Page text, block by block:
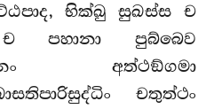
භික්ඛු සුඛස්ස ච
පහානා පුබ්බෙව
අත්ථඞ්ගමා
චතුත්ථං